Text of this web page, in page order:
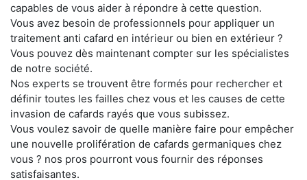
capables de vous aider à répondre à cette question.
Vous avez besoin de professionnels pour appliquer un
traitement anti cafard en intérieur ou bien en extérieur ?
Vous pouvez dès maintenant compter sur les spécialistes
de notre société.
Nos experts se trouvent être formés pour rechercher et
définir toutes les failles chez vous et les causes de cette
invasion de cafards rayés que vous subissez.
Vous voulez savoir de quelle manière faire pour empêcher
une nouvelle prolifération de cafards germaniques chez
vous ? nos pros pourront vous fournir des réponses
satisfaisantes.